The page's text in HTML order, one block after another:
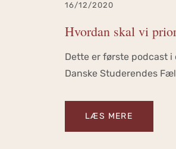
16/12/2020
Hvordan skal vi
Dette er første podcast i
Danske Studerendes
LÆS MERE